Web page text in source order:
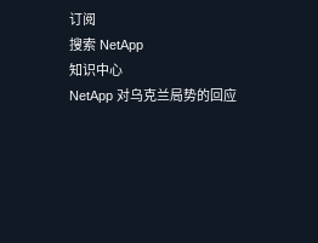
订阅
搜索 NetApp
知识中心
NetApp 对乌克兰局势的回应